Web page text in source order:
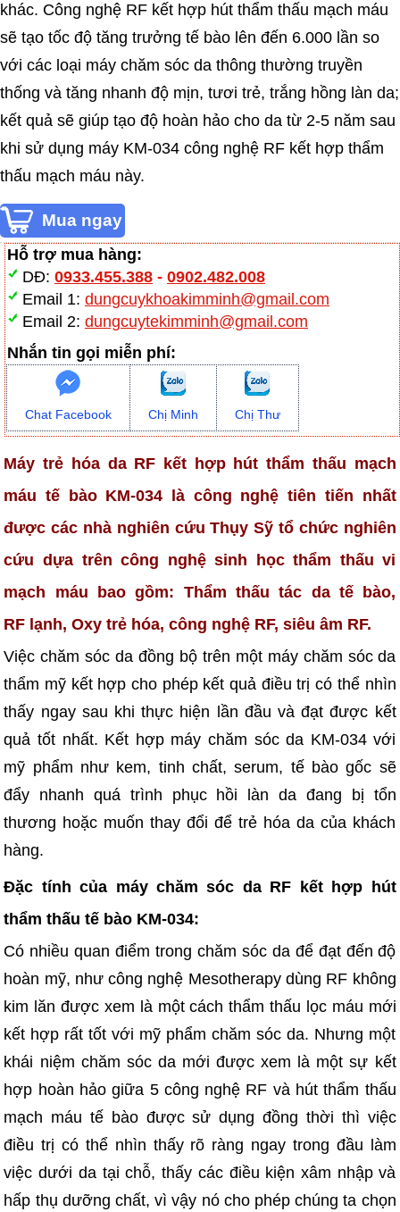
khác. Công nghệ RF kết hợp hút thẩm thấu mạch máu
sẽ tạo tốc độ tăng trưởng tế bào lên đến 6.000 lần so
với các loại máy chăm sóc da thông thường truyền
thống và tăng nhanh độ mịn, tươi trẻ, trắng hồng làn da;
kết quả sẽ giúp tạo độ hoàn hảo cho da từ 2-5 năm sau
khi sử dụng máy KM-034 công nghệ RF kết hợp thẩm
thấu mạch máu này.
Hỗ trợ mua hàng:
DĐ: 0933.455.388- 0902.482.008
Email 1: dungcuykhoakimminh@gmail.com
Email 2: dungcuytekimminh@gmail.com
Nhắn tin gọi miễn phí:
Chat Facebook Chị Minh Chị Thư
Máy trẻ hóa da RF kết hợp hút thẩm thấu mạch
máu tế bào KM-034 là công nghệ tiên tiến nhất
được các nhà nghiên cứu Thụy Sỹ tổ chức nghiên
cứu dựa trên công nghệ sinh học thẩm thấu vi
mạch máu bao gồm: Thẩm thấu tác da tế bào,
RF lạnh, Oxy trẻ hóa, công nghệ RF, siêu âm RF.
Việc chăm sóc da đồng bộ trên một máy chăm sóc da
thẩm mỹ kết hợp cho phép kết quả điều trị có thể nhìn
thấy ngay sau khi thực hiện lần đầu và đạt được kết
quả tốt nhất. Kết hợp máy chăm sóc da KM-034 với
mỹ phẩm như kem, tinh chất, serum, tế bào gốc sẽ
đẩy nhanh quá trình phục hồi làn da đang bị tổn
thương hoặc muốn thay đổi để trẻ hóa da của khách
hàng.
Đặc tính của máy chăm sóc da RF kết hợp hút
thẩm thấu tế bào KM-034:
Có nhiều quan điểm trong chăm sóc da để đạt đến độ
hoàn mỹ, như công nghệ Mesotherapy dùng RF không
kim lăn được xem là một cách thẩm thấu lọc máu mới
kết hợp rất tốt với mỹ phẩm chăm sóc da. Nhưng một
khái niệm chăm sóc da mới được xem là một sự kết
hợp hoàn hảo giữa 5 công nghệ RF và hút thẩm thấu
mạch máu tế bào được sử dụng đồng thời thì việc
điều trị có thể nhìn thấy rõ ràng ngay trong đầu làm
việc dưới da tại chỗ, thấy các điều kiện xâm nhập và
hấp thụ dưỡng chất, vì vậy nó cho phép chúng ta chọn